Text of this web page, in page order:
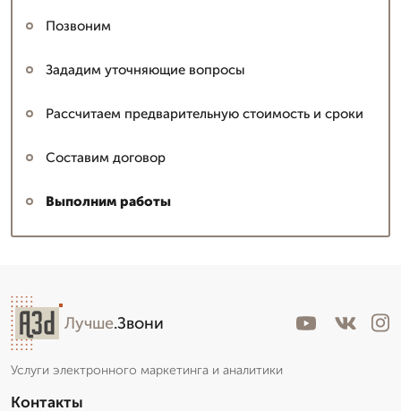
Позвоним
Зададим уточняющие вопросы
Рассчитаем предварительную стоимость и сроки
Составим договор
Выполним работы
Лучше.Звони
Услуги электронного маркетинга и аналитики
Контакты